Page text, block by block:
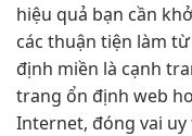
hiệu quả bạn cần
các thuận tiện làm từ
định miền là cạnh
trang ổn định web
Internet, đóng vai uy